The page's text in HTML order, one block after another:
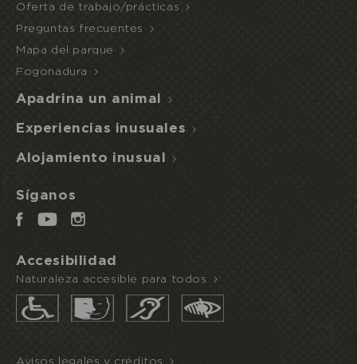
Oferta de trabajo/prácticas
Preguntas frecuentes
Mapa del parque
Fogonadura
Apadrina un animal
Experiencias inusuales
Alojamiento inusual
Síganos
Accesibilidad
Naturaleza accesible para todos
Avisos legales y créditos